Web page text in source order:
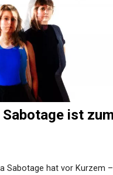
ist
Sabotage hat vor Kurzem –